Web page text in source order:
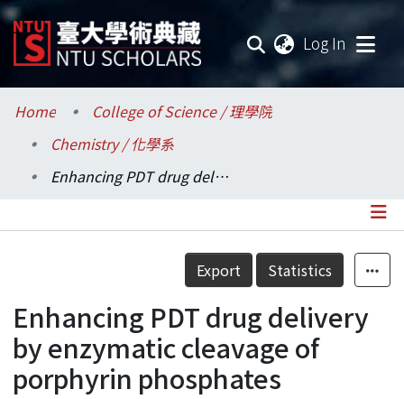
Log In
Communities & Collections
Research Outputs
Statistics
Home
College of Science / 理學院
Chemistry / 化學系
Enhancing PDT drug delivery by enzymatic cleavage of porphyrin phosphates
Details
Export Statistics
Enhancing PDT drug delivery
by enzymatic cleavage of
porphyrin phosphates